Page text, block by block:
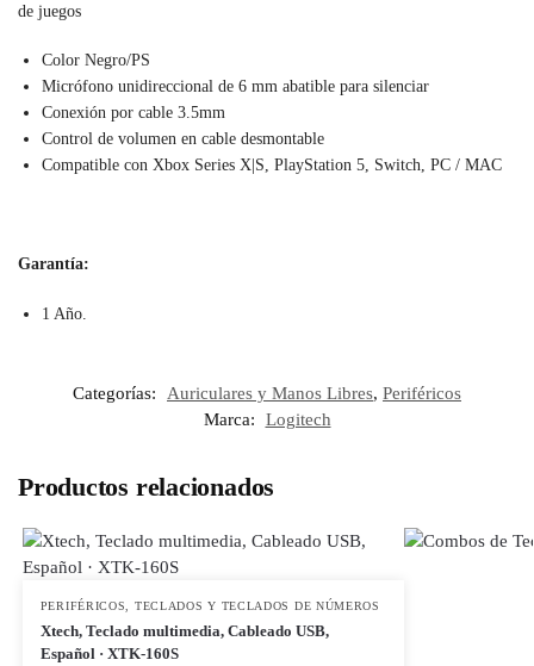
de juegos
Color Negro/PS
Micrófono unidireccional de 6 mm abatible para silenciar
Conexión por cable 3.5mm
Control de volumen en cable desmontable
Compatible con Xbox Series X|S, PlayStation 5, Switch, PC / MAC
Garantía:
1 Año.
Categorías: Auriculares y Manos Libres, Periféricos
Marca:
Logitech
Productos relacionados
PERIFÉRICOS TECLADOS Y TECLADOS DE NÚMEROS
Xtech, Teclado multimedia, Cableado USB,
Español · XTK-160S